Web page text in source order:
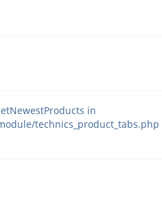
in
technics_product_tabs.php